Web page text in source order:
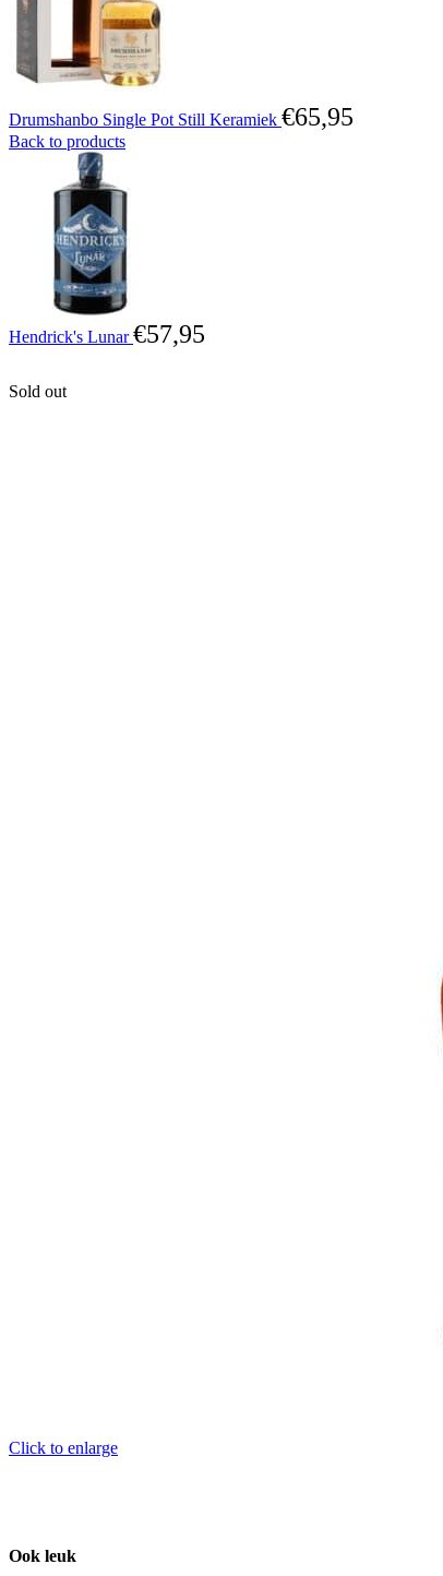
Drumshanbo Single Pot Still Keramiek €65,95
Back to products
Hendrick's Lunar€57,95
Sold out
Click to enlarge
Ook leuk